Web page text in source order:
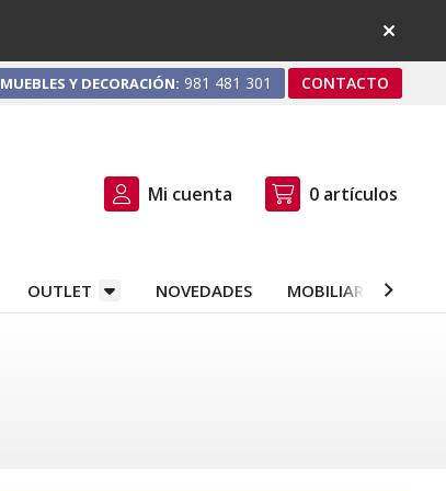
MUEBLES Y DECORACIÓN: 981 481 301 CONTACTO
Mi cuenta 0 artículos
OUTLET NOVEDADES MOBILIARIO Y